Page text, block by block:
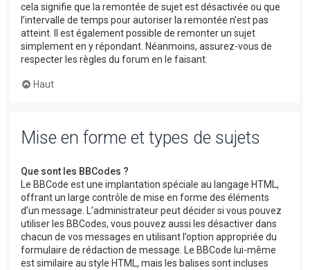
cela signifie que la remontée de sujet est désactivée ou que
l’intervalle de temps pour autoriser la remontée n’est pas
atteint. Il est également possible de remonter un sujet
simplement en y répondant. Néanmoins, assurez-vous de
respecter les règles du forum en le faisant.
Haut
Mise en forme et types de sujets
Que sont les BBCodes ?
Le BBCode est une implantation spéciale au langage HTML,
offrant un large contrôle de mise en forme des éléments
d’un message. L’administrateur peut décider si vous pouvez
utiliser les BBCodes, vous pouvez aussi les désactiver dans
chacun de vos messages en utilisant l’option appropriée du
formulaire de rédaction de message. Le BBCode lui-même
est similaire au style HTML, mais les balises sont incluses